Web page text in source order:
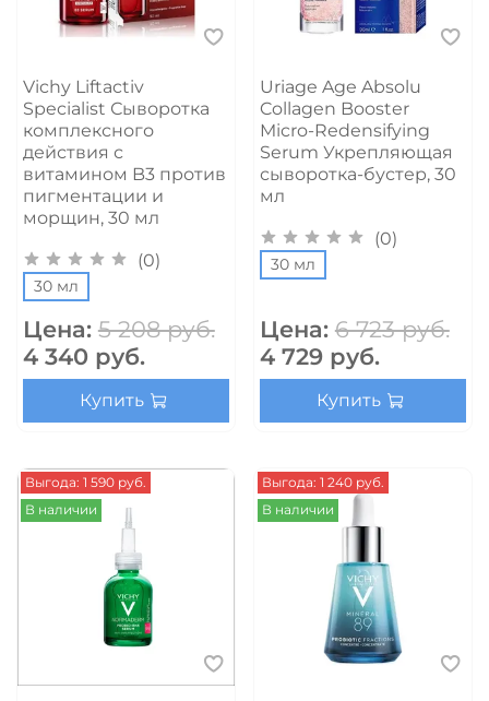
Vichy Liftactiv
Specialist Сыворотка
комплексного
действия с
витамином B3 против
пигментации и
морщин, 30 мл
(0)
30 мл
Цена: 5 208 руб.
4 340 руб.
Купить
Uriage Age Absolu
Collagen Booster
Micro-Redensifying
Serum Укрепляющая
сыворотка-бустер, 30
мл
(0)
30 мл
Цена: 6 723 руб.
4 729 руб.
Купить
Выгода: 1 590 руб.
В наличии
Выгода: 1 240 руб.
В наличии